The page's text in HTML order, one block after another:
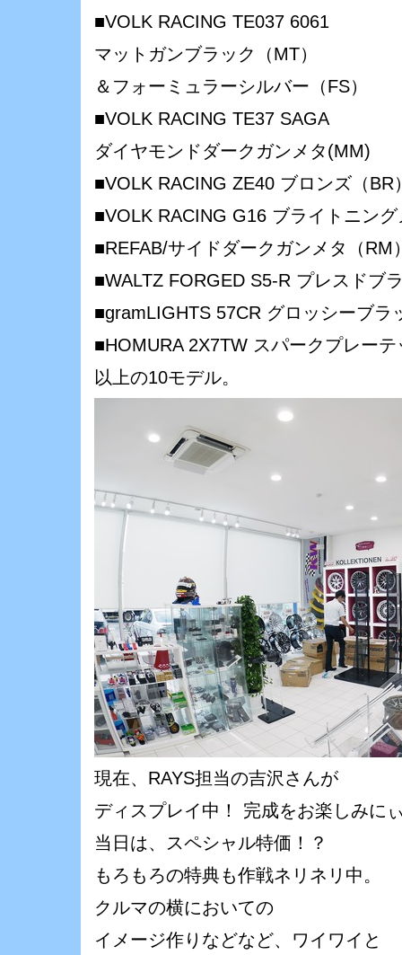
■VOLK RACING TE037 6061
マットガンブラック（MT）
＆フォーミュラーシルバー（FS）
■VOLK RACING TE37 SAGA
ダイヤモンドダークガンメタ(MM)
■VOLK RACING ZE40 ブロンズ（BR
■VOLK RACING G16 ブライトニン
■REFAB/サイドダークガンメタ（RM
■WALTZ FORGED S5-R プレスドブ
■gramLIGHTS 57CR グロッシーブラ
■HOMURA 2X7TW スパークプレー
以上の10モデル。
現在、RAYS担当の吉沢さんが
ディスプレイ中！ 完成をお楽しみに
当日は、スペシャル特価！？
もろもろの特典も作戦ネリネリ中。
クルマの横においての
イメージ作りなどなど、ワイワイと